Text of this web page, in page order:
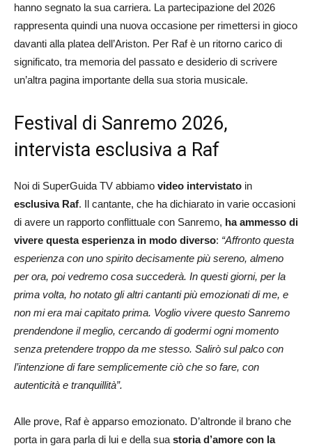
hanno segnato la sua carriera. La partecipazione del 2026
rappresenta quindi una nuova occasione per rimettersi in gioco
davanti alla platea dell’Ariston. Per Raf è un ritorno carico di
significato, tra memoria del passato e desiderio di scrivere
un’altra pagina importante della sua storia musicale.
Festival di Sanremo 2026,
intervista esclusiva a Raf
Noi di SuperGuida TV abbiamo video intervistato in
esclusiva Raf. Il cantante, che ha dichiarato in varie occasioni
di avere un rapporto conflittuale con Sanremo, ha ammesso di
vivere questa esperienza in modo diverso: “Affronto questa
esperienza con uno spirito decisamente più sereno, almeno
per ora, poi vedremo cosa succederà. In questi giorni, per la
prima volta, ho notato gli altri cantanti più emozionati di me, e
non mi era mai capitato prima. Voglio vivere questo Sanremo
prendendone il meglio, cercando di godermi ogni momento
senza pretendere troppo da me stesso. Salirò sul palco con
l’intenzione di fare semplicemente ciò che so fare, con
autenticità e tranquillità”.
Alle prove, Raf è apparso emozionato. D’altronde il brano che
porta in gara parla di lui e della sua storia d’amore con la